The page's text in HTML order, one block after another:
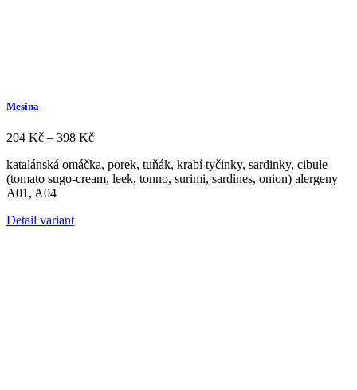
Mesina
204 Kč – 398 KčRozpětí
204 Kč
až
katalánská omáčka, porek, tuňák, krabí tyčinky, sardinky, cibule
(tomato sugo-cream, leek, tonno, surimi, sardines, onion) alergeny
A01, A04
Tento
Detail variant